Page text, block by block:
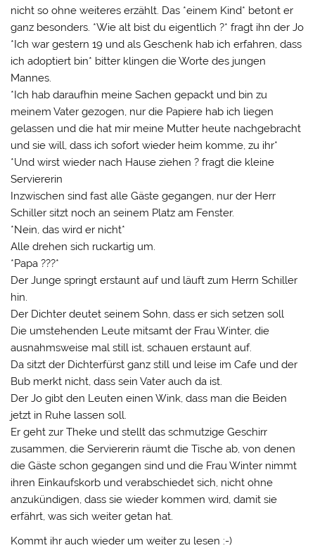
nicht so ohne weiteres erzählt. Das *einem Kind* betont er
ganz besonders. *Wie alt bist du eigentlich ?* fragt ihn der Jo
*Ich war gestern 19 und als Geschenk hab ich erfahren, dass
ich adoptiert bin* bitter klingen die Worte des jungen
Mannes.
*Ich hab daraufhin meine Sachen gepackt und bin zu
meinem Vater gezogen, nur die Papiere hab ich liegen
gelassen und die hat mir meine Mutter heute nachgebracht
und sie will, dass ich sofort wieder heim komme, zu ihr*
*Und wirst wieder nach Hause ziehen ? fragt die kleine
Serviererin
Inzwischen sind fast alle Gäste gegangen, nur der Herr
Schiller sitzt noch an seinem Platz am Fenster.
*Nein, das wird er nicht*
Alle drehen sich ruckartig um.
*Papa ???*
Der Junge springt erstaunt auf und läuft zum Herrn Schiller
hin.
Der Dichter deutet seinem Sohn, dass er sich setzen soll
Die umstehenden Leute mitsamt der Frau Winter, die
ausnahmsweise mal still ist, schauen erstaunt auf.
Da sitzt der Dichterfürst ganz still und leise im Cafe und der
Bub merkt nicht, dass sein Vater auch da ist.
Der Jo gibt den Leuten einen Wink, dass man die Beiden
jetzt in Ruhe lassen soll.
Er geht zur Theke und stellt das schmutzige Geschirr
zusammen, die Serviererin räumt die Tische ab, von denen
die Gäste schon gegangen sind und die Frau Winter nimmt
ihren Einkaufskorb und verabschiedet sich, nicht ohne
anzukündigen, dass sie wieder kommen wird, damit sie
erfährt, was sich weiter getan hat.
Kommt ihr auch wieder um weiter zu lesen :-)